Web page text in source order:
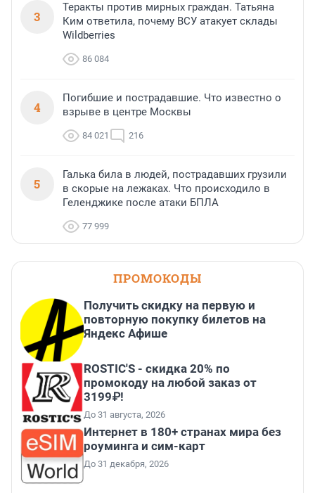
3
Теракты против мирных граждан. Татьяна
Ким ответила, почему ВСУ атакует склады
Wildberries
86 084
4
Погибшие и пострадавшие. Что известно о
взрыве в центре Москвы
84 021 216
5
Галька била в людей, пострадавших грузили
в скорые на лежаках. Что происходило в
Геленджике после атаки БПЛА
77 999
ПРОМОКОДЫ
Получить скидку на первую и
повторную покупку билетов на
Яндекс Афише
ROSTIC'S - скидка 20% по
промокоду на любой заказ от
3199₽!
До 31 августа, 2026
Интернет в 180+ странах мира без
роуминга и сим-карт
До 31 декабря, 2026